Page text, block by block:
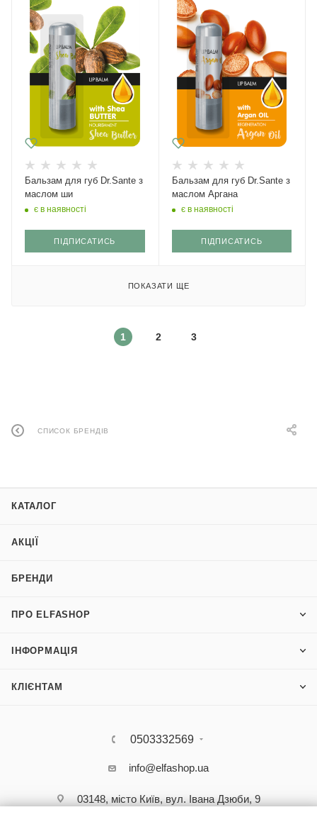
Бальзам для губ Dr.Sante з
маслом ши
є в наявності
ПІДПИСАТИСЬ
Бальзам для губ Dr.Sante з
маслом Аргана
є в наявності
ПІДПИСАТИСЬ
ПОКАЗАТИ ЩЕ
1 2 3
СПИСОК БРЕНДІВ
КАТАЛОГ
АКЦІЇ
БРЕНДИ
ПРО ELFASHOP
ІНФОРМАЦІЯ
КЛІЄНТАМ
0503332569
info@elfashop.ua
03148, місто Київ, вул. Івана Дзюби, 9